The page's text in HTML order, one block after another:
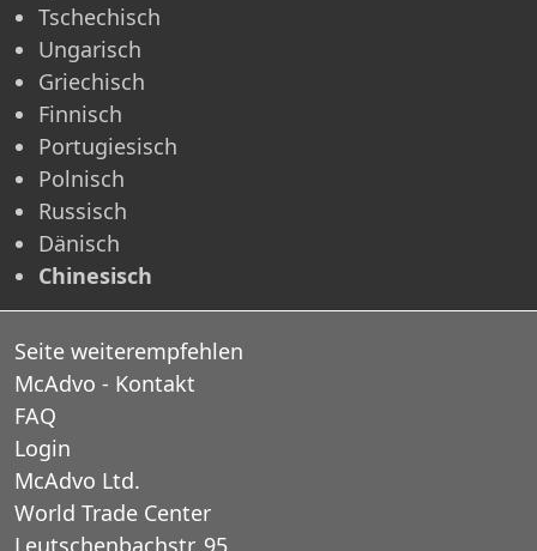
Tschechisch
Ungarisch
Griechisch
Finnisch
Portugiesisch
Polnisch
Russisch
Dänisch
Chinesisch
Seite weiterempfehlen
McAdvo - Kontakt
FAQ
Login
McAdvo Ltd.
World Trade Center
Leutschenbachstr. 95